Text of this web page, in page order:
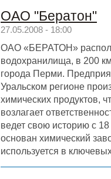
ОАО "Бератон"
27.05.2008 - 18:00
ОАО «БЕРАТОН»
водохранилища, в 200
города Перми.
Уральском регионе
химических продуктов,
возлагает
ведет свою историю с
основан химический
используется в